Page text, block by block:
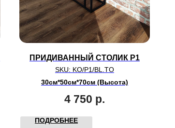
ПРИДИВАННЫЙ СТОЛИК P1
SKU: KO/P1/BL.TO
30см*50см*70см (Высота)
4 750 р.
ПОДРОБНЕЕ